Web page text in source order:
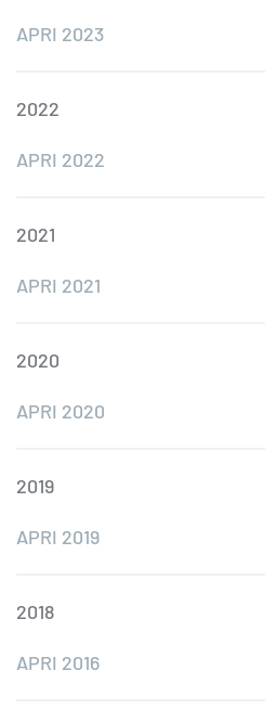
APRI 2023
2022
APRI 2022
2021
APRI 2021
2020
APRI 2020
2019
APRI 2019
2018
APRI 2016